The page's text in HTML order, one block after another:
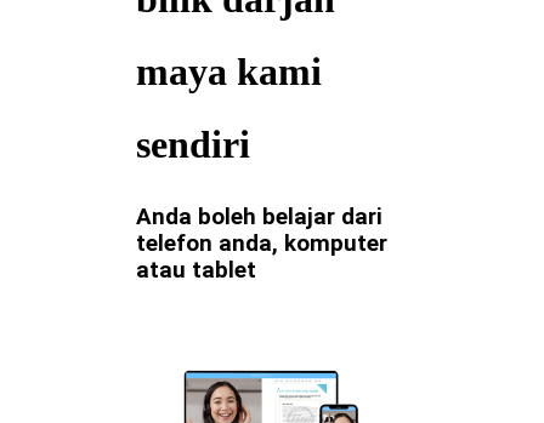
maya kami
sendiri
Anda boleh belajar dari
telefon anda, komputer
atau tablet